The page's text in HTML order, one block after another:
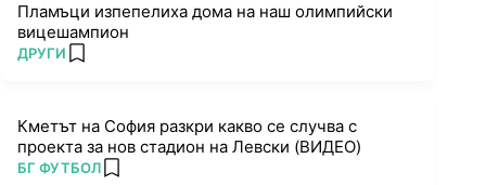
Пламъци изпепелиха дома на наш олимпийски
вицешампион
ПОВЕЧЕ ОТ
ДРУГИ add favorites
Кметът на София разкри какво се случва с
проекта за нов стадион на Левски (ВИДЕО)
ПОВЕЧЕ ОТ
БГ ФУТБОЛ add favorites